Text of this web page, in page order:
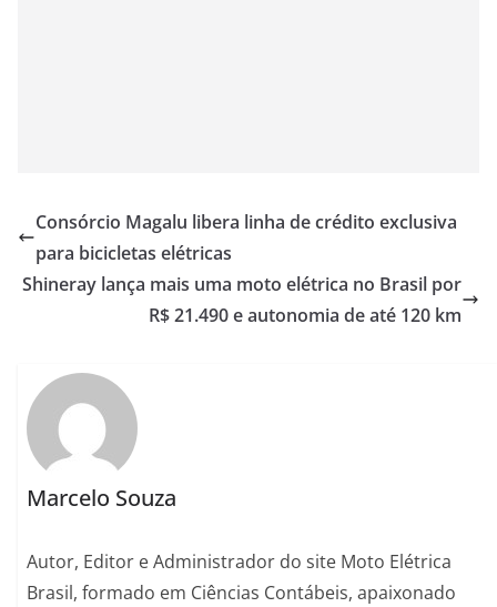
Consórcio Magalu libera linha de crédito exclusiva
para bicicletas elétricas
Shineray lança mais uma moto elétrica no Brasil por
R$ 21.490 e autonomia de até 120 km
Marcelo Souza
Autor, Editor e Administrador do site Moto Elétrica
Brasil, formado em Ciências Contábeis, apaixonado